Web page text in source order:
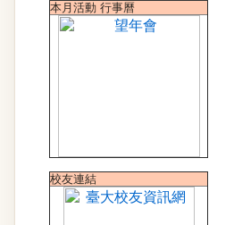
本月活動 行事曆
校友連結